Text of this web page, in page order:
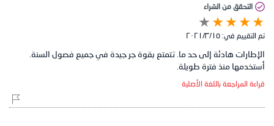
التحقق من الشراء
تم التقييم في: ١٥‏/٣‏/٢٠٢١
الإطارات هادئة إلى حد ما. تتمتع بقوة جر جيدة في جميع فصول السنة.
أستخدمها منذ فترة طويلة.
قراءة المراجعة باللغة الأصلية